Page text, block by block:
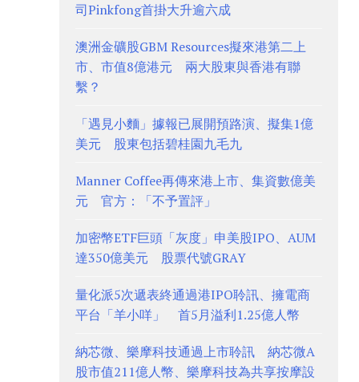
司Pinkfong首掛大升逾六成
澳洲金礦股GBM Resources擬來港第二上
市、市值8億港元 兩大股東與香港有聯
繫？
「遇見小麵」據報已展開預路演、擬集1億
美元 股東包括碧桂園九毛九
Manner Coffee再傳來港上市、集資數億美
元 官方：「不予置評」
加密幣ETF巨頭「灰度」申美股IPO、AUM
達350億美元 股票代號GRAY
量化派5次遞表終通過港IPO聆訊、擁電商
平台「羊小咩」 首5月溢利1.25億人幣
納芯微、樂摩科技通過上市聆訊 納芯微A
股市值211億人幣、樂摩科技為共享按摩設